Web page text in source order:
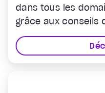
dans tous les
grâce aux conseils
l'hypnothérapeute
Bretagne.